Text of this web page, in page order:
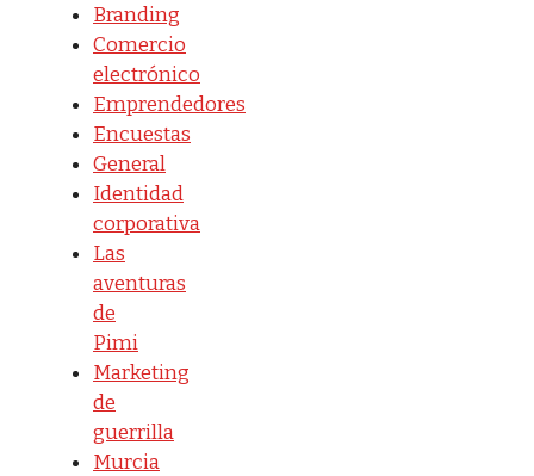
Branding
Comercio
electrónico
Emprendedores
Encuestas
General
Identidad
corporativa
Las
aventuras
de
Pimi
Marketing
de
guerrilla
Murcia